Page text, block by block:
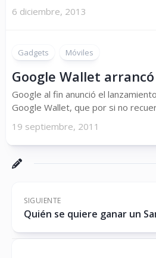
6 diciembre, 2013
Gadgets Móviles
Google Wallet
Google al fin anunció el
Google Wallet, que por si no
19 septiembre, 2011
SIGUIENTE
Quién se quiere ganar un